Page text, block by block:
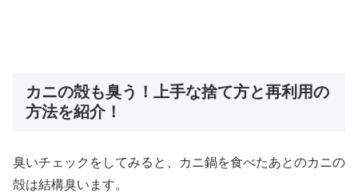
カニの殻も臭う！上手な捨て方と再利用の
方法を紹介！
臭いチェックをしてみると、カニ鍋を食べたあとのカニの
殻は結構臭います。